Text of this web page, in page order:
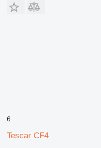
6
Tescar CF4